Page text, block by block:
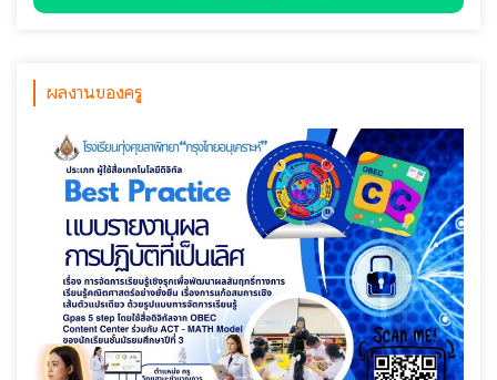
ผลงานของครู